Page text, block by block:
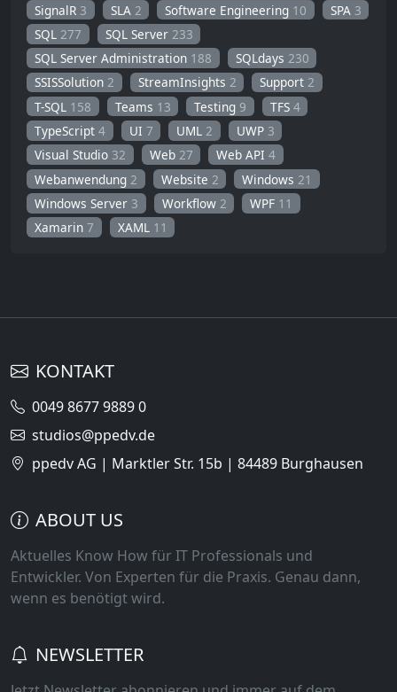
SignalR 3 SLA 2 Software Engineering 10 SPA 3
SQL277 SQL Server 233
SQL Server Administration 188 SQLdays 230
SSISSolution2 StreamInsights 2 Support2
T-SQL 158 Teams 13 Testing 9 TFS 4
TypeScript4 UI 7 UML2 UWP 3
Visual Studio 32 Web 27 Web API4
Webanwendung 2 Website 2 Windows 21
Windows Server 3 Workflow 2 WPF 11
Xamarin7 XAML 11
KONTAKT
0049 8677 9889 0
studios@ppedv.de
ppedv AG | Marktler Str. 15b | 84489 Burghausen
ABOUT US
Aktuelles Know How für IT Professionals und
Entwickler. Von Experten für die Praxis. Genau dann,
wenn es benötigt wird.
NEWSLETTER